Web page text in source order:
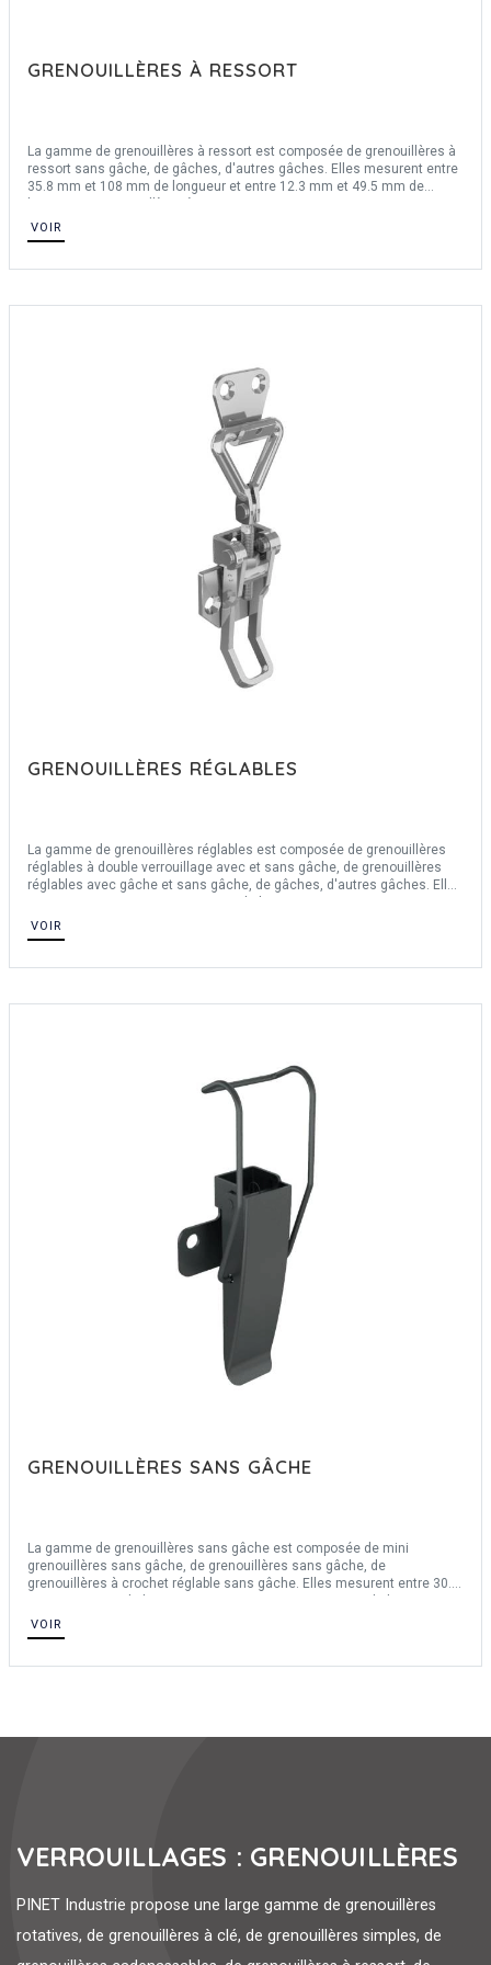
GRENOUILLÈRES À RESSORT
La gamme de grenouillères à ressort est composée de grenouillères à
ressort sans gâche, de gâches, d'autres gâches. Elles mesurent entre
35.8 mm et 108 mm de longueur et entre 12.3 mm et 49.5 mm de
Certaines grenouillères ne s'utilisent qu'avec les gâches de référence.
VOIR
GRENOUILLÈRES RÉGLABLES
La gamme de grenouillères réglables est composée de grenouillères
réglables à double verrouillage avec et sans gâche, de grenouillères
réglables avec gâche et sans gâche, de gâches, d'autres gâches. Elles
mm de largeur. Nos grenouillères réglables sont en acier et en inox.
VOIR
GRENOUILLÈRES SANS GÂCHE
La gamme de grenouillères sans gâche est composée de mini
grenouillères sans gâche, de grenouillères sans gâche, de
grenouillères à crochet réglable sans gâche. Elles mesurent entre 30.5
grenouillères sont en acier et en inox 304.
VOIR
VERROUILLAGES : GRENOUILLÈRES
PINET Industrie propose une large gamme de grenouillères
rotatives, de grenouillères à clé, de grenouillères simples, de